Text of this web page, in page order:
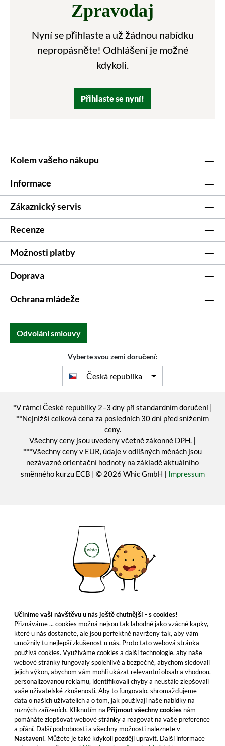
Zpravodaj
Nyní se přihlaste a už žádnou nabídku
nepropásněte! Odhlášení je možné
kdykoli.
Přihlaste se nyní!
Kolem vašeho nákupu
Informace
Zákaznický servis
Recenze
Možnosti platby
Doprava
Ochrana mládeže
Odvolání smlouvy
Vyberte svou zemi doručení:
Česká republika
*V rámci České republiky 2–3 dny při standardním doručení |
**Nejnižší celková cena za posledních 30 dní před snížením
ceny.
Všechny ceny jsou uvedeny včetně zákonné DPH. |
***Všechny ceny v EUR, údaje v odlišných měnách jsou
nezávazné orientační hodnoty na základě aktuálního
směnného kurzu ECB | © 2026 Whic GmbH | Impressum
Učiníme vaši návštěvu u nás ještě chutnější - s cookies!
Přiznáváme ... cookies možná nejsou tak lahodné jako vzácné kapky,
které u nás dostanete, ale jsou perfektně navrženy tak, aby vám
umožnily tu nejlepší zkušenost u nás. Proto tato webová stránka
používá cookies. Využíváme cookies a další technologie, aby naše
webové stránky fungovaly spolehlivě a bezpečně, abychom sledovali
jejich výkon, abychom vám mohli ukázat relevantní obsah a vhodnou,
personalizovanou reklamu, identifikovali chyby a neustále zlepšovali
vaše uživatelské zkušenosti. Aby to fungovalo, shromažďujeme
data o našich uživatelích a o tom, jak používají naše nabídky na
různých zařízeních. Kliknutím na Přijmout všechny cookies nám
pomáháte zlepšovat webové stránky a reagovat na vaše preference
a přání. Další podrobnosti a všechny možnosti naleznete v
Nastavení. Můžete je také kdykoli později upravit. Další informace